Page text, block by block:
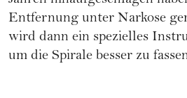
Entfernung unter Narkose
wird dann ein spezielles
um die Spirale besser zu